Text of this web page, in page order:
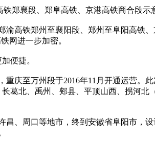
郑襄段、郑阜高铁、京港高铁商合段示
高铁郑州至襄阳段、郑州至阜阳高铁
网进一步加密。
便捷。
至万州段于2016年11月开通运营。
葛北、禹州、郏县、平顶山西、拐河
周口等地市，终到安徽省阜阳市，